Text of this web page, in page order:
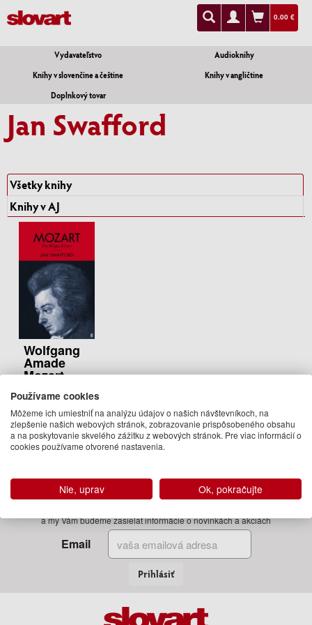
0.00 €
Vydavateľstvo
Audioknihy
Knihy v slovenčine a češtine
Knihy v angličtine
Doplnkový tovar
Jan Swafford
Všetky knihy
Knihy v AJ
Wolfgang
Amade
Mozart
Jan Swafford
39.95 €
03.12.2020
(predobjednávka)
Zadajte Váš email
a my Vám budeme zasielať informácie o novinkách a akciách
Email
Prihlásiť
Používame cookies
Môžeme ich umiestniť na analýzu údajov o našich návštevníkoch, na
zlepšenie našich webových stránok, zobrazovanie prispôsobeného obsahu
a na poskytovanie skvelého zážitku z webových stránok. Pre viac informácií o
cookies používame otvorené nastavenia.
Nie, uprav Ok, pokračujte